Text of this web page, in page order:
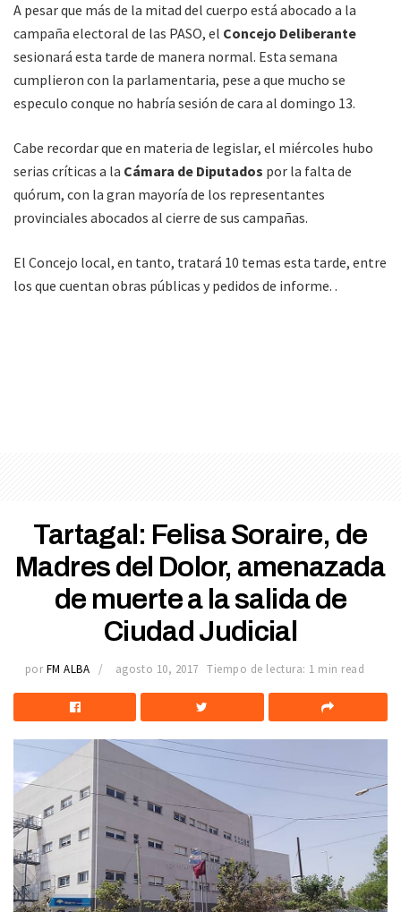
A pesar que más de la mitad del cuerpo está abocado a la
campaña electoral de las PASO, el Concejo Deliberante
sesionará esta tarde de manera normal. Esta semana
cumplieron con la parlamentaria, pese a que mucho se
especulo conque no habría sesión de cara al domingo 13.
Cabe recordar que en materia de legislar, el miércoles hubo
serias críticas a la Cámara de Diputados por la falta de
quórum, con la gran mayoría de los representantes
provinciales abocados al cierre de sus campañas.
El Concejo local, en tanto, tratará 10 temas esta tarde, entre
los que cuentan obras públicas y pedidos de informe. .
Tartagal: Felisa Soraire, de
Madres del Dolor, amenazada
de muerte a la salida de
Ciudad Judicial
por FM ALBA agosto 10, 2017 Tiempo de lectura: 1 min read